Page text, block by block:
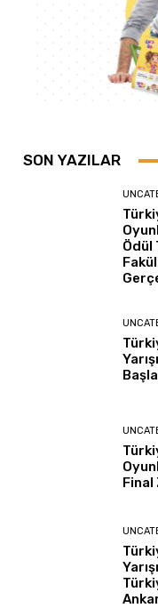
SON YAZILAR
Ödül
Final